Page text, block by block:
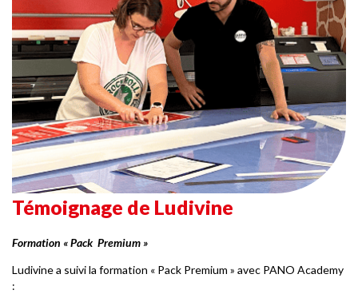
Témoignage de Ludivine
Formation « Pack Premium »
Ludivine a suivi la formation « Pack Premium » avec PANO Academy
: